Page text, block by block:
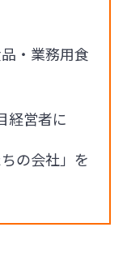
・業務用食
経営者に
の会社」を